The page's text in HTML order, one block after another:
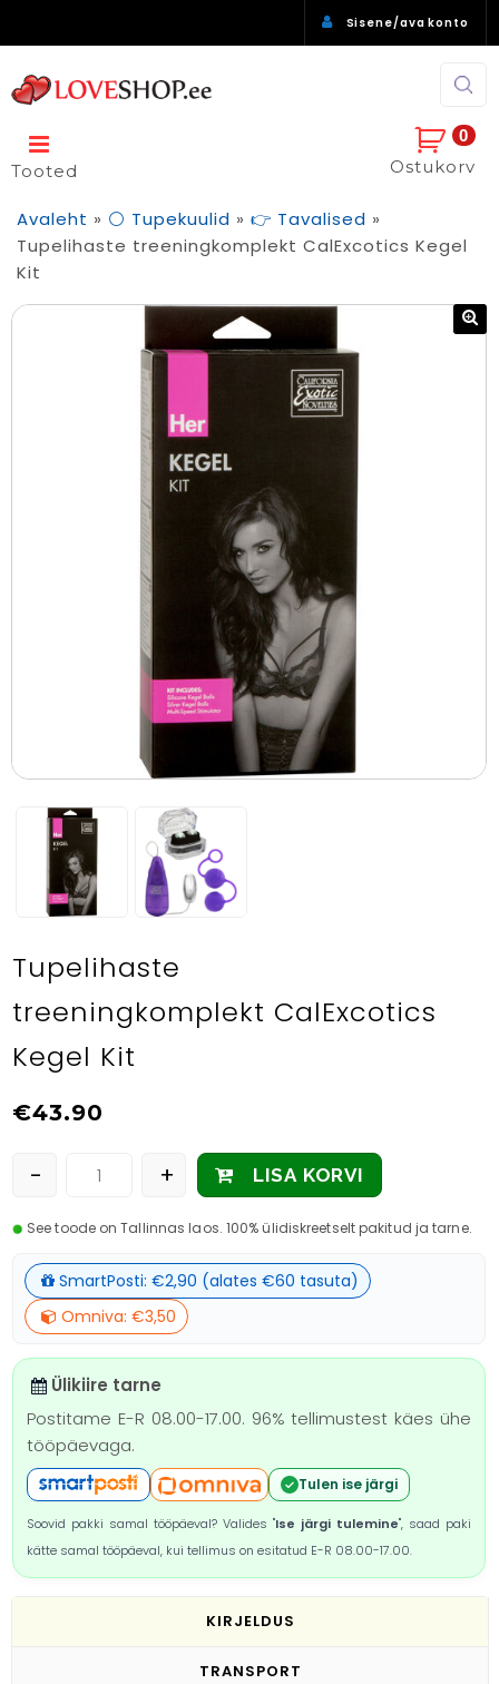
Sisene/ava konto
0
Ostukorv
Tooted
Avaleht » ⚪ Tupekuulid » 👉 Tavalised »
Tupelihaste treeningkomplekt CalExcotics Kegel
Kit
🔍
Tupelihaste
treeningkomplekt CalExcotics
Kegel Kit
€43.90
- + LISA KORVI
See toode on Tallinnas laos. 100% ülidiskreetselt pakitud ja tarne.
SmartPosti: €2,90 (alates €60 tasuta)
Omniva: €3,50
Ülikiire tarne
Postitame E-R 08.00-17.00. 96% tellimustest käes ühe
tööpäevaga.
Tulen ise järgi
Soovid pakki samal tööpäeval? Valides "Ise järgi tulemine", saad paki
kätte samal tööpäeval, kui tellimus on esitatud E-R 08.00-17.00.
KIRJELDUS
TRANSPORT